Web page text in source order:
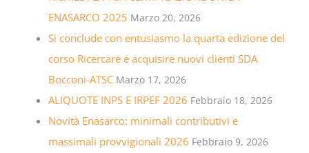
ENASARCO 2025 Marzo 20, 2026
Si conclude con entusiasmo la quarta edizione del
corso Ricercare e acquisire nuovi clienti SDA
Bocconi-ATSC Marzo 17, 2026
ALIQUOTE INPS E IRPEF 2026 Febbraio 18, 2026
Novità Enasarco: minimali contributivi e
massimali provvigionali 2026 Febbraio 9, 2026